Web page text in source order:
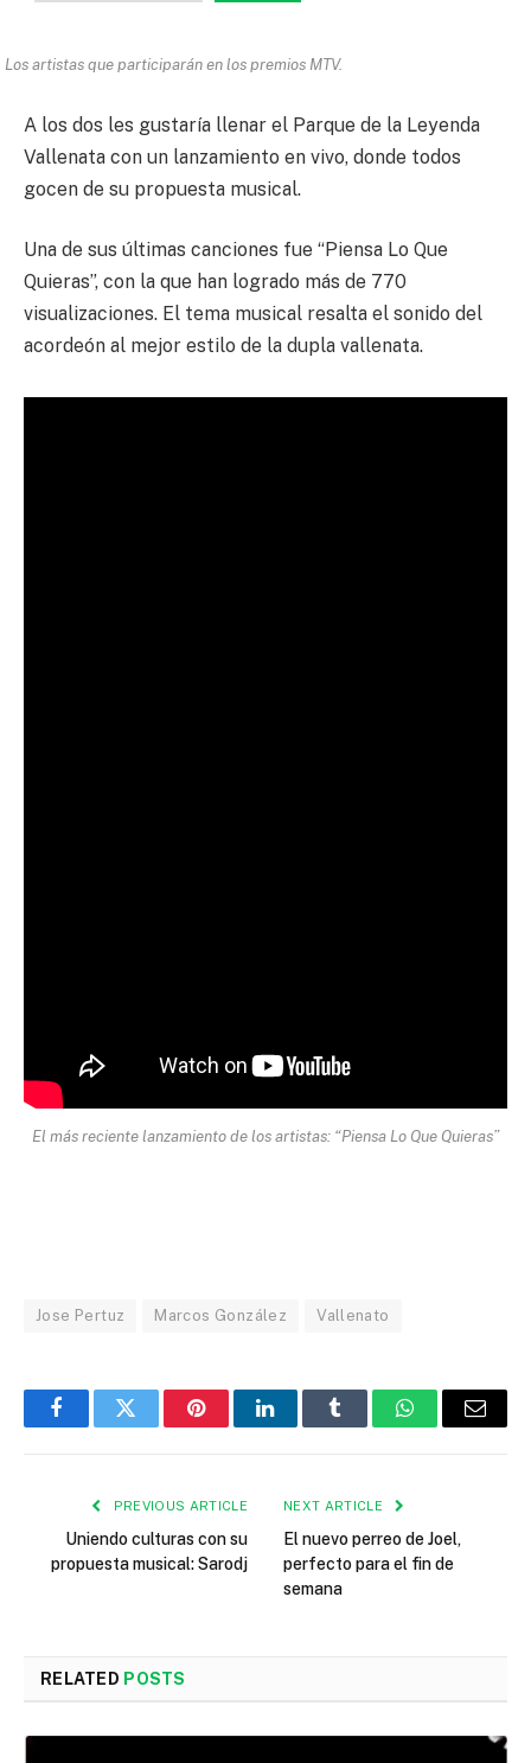
Los artistas que participarán en los premios MTV.
A los dos les gustaría llenar el Parque de la Leyenda
Vallenata con un lanzamiento en vivo, donde todos
gocen de su propuesta musical.
Una de sus últimas canciones fue “Piensa Lo Que
Quieras”, con la que han logrado más de 770
visualizaciones. El tema musical resalta el sonido del
acordeón al mejor estilo de la dupla vallenata.
El más reciente lanzamiento de los artistas: “Piensa Lo Que Quieras”
Jose Pertuz Marcos González Vallenato
FacebookTwitter PinterestLinkedInTumblr WhatsAppEmail
PREVIOUS ARTICLE
Uniendo culturas con su
propuesta musical: Sarodj
NEXT ARTICLE
El nuevo perreo de Joel,
perfecto para el fin de
semana
RELATED POSTS